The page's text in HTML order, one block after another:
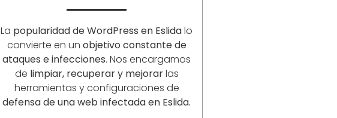
La popularidad de WordPress en Eslidalo
convierte en un objetivo constante de
ataques e infecciones. Nos encargamos
de limpiar, recuperar y mejorarlas
herramientas y configuraciones de
defensa de una web infectada en Eslida.